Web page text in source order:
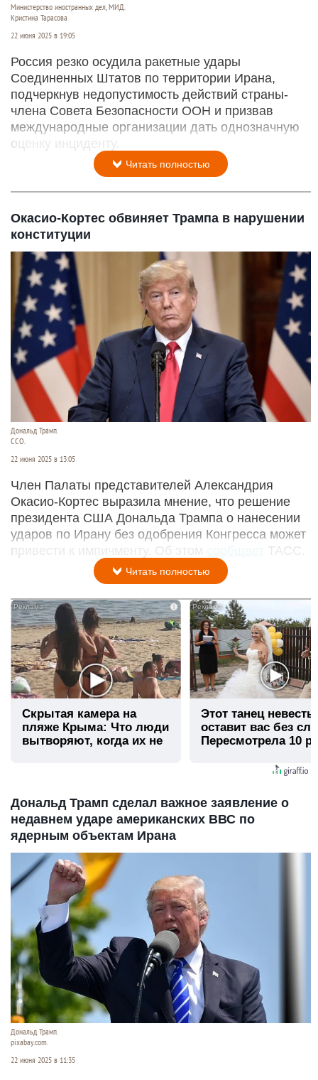
Министерство иностранных дел, МИД.
Кристина Тарасова
22 июня 2025 в 19:05
Россия резко осудила ракетные удары
Соединенных Штатов по территории Ирана,
подчеркнув недопустимость действий страны-
члена Совета Безопасности ООН и призвав
международные организации дать однозначную
оценку инциденту.
Читать полностью
Окасио-Кортес обвиняет Трампа в нарушении
конституции
Дональд Трамп.
CCO.
22 июня 2025 в 13:05
Член Палаты представителей Александрия
Окасио-Кортес выразила мнение, что решение
президента США Дональда Трампа о нанесении
ударов по Ирану без одобрения Конгресса может
привести к импичменту. Об этом
сообщает ТАСС.
Читать полностью
i
Скрытая камера на
пляже Крыма: Что люди
вытворяют, когда их не
Этот танец невесты
оставит вас без
Пересмотрела 10
Дональд Трамп сделал важное заявление о
недавнем ударе американских ВВС по
ядерным объектам Ирана
Дональд Трамп.
pixabay.com.
22 июня 2025 в 11:35